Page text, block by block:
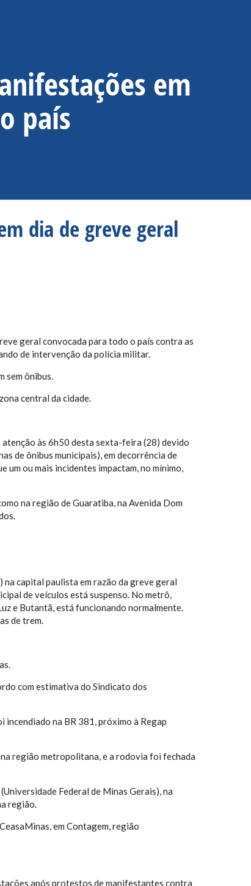
em
país
dia de greve geral
geral convocada para todo o país contra as
de intervenção da polícia militar.
sem ônibus.
central da cidade.
às 6h50 desta sexta-feira (28) devido
de ônibus municipais), em decorrência de
um ou mais incidentes impactam, no mínimo,
na região de Guaratiba, na Avenida Dom
capital paulista em razão da greve geral
de veículos está suspenso. No metrô,
e Butantã, está funcionando normalmente.
de trem.
com estimativa do Sindicato dos
incendiado na BR 381, próximo à Regap
região metropolitana, e a rodovia foi fechada
Federal de Minas Gerais), na
região.
em Contagem, região
após protestos de manifestantes contra